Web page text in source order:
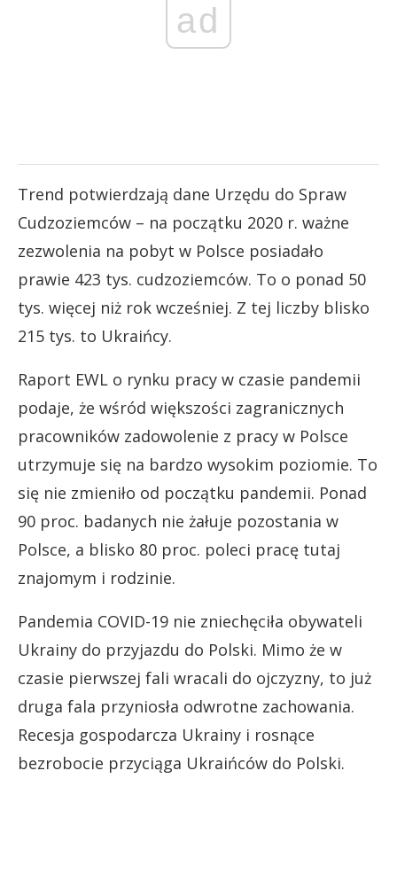
ad
Trend potwierdzają dane Urzędu do Spraw
Cudzoziemców – na początku 2020 r. ważne
zezwolenia na pobyt w Polsce posiadało
prawie 423 tys. cudzoziemców. To o ponad 50
tys. więcej niż rok wcześniej. Z tej liczby blisko
215 tys. to Ukraińcy.
Raport EWL o rynku pracy w czasie pandemii
podaje, że wśród większości zagranicznych
pracowników zadowolenie z pracy w Polsce
utrzymuje się na bardzo wysokim poziomie. To
się nie zmieniło od początku pandemii. Ponad
90 proc. badanych nie żałuje pozostania w
Polsce, a blisko 80 proc. poleci pracę tutaj
znajomym i rodzinie.
Pandemia COVID-19 nie zniechęciła obywateli
Ukrainy do przyjazdu do Polski. Mimo że w
czasie pierwszej fali wracali do ojczyzny, to już
druga fala przyniosła odwrotne zachowania.
Recesja gospodarcza Ukrainy i rosnące
bezrobocie przyciąga Ukraińców do Polski.